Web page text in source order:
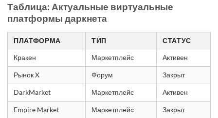
Таблица: Актуальные виртуальные
платформы даркнета
ПЛАТФОРМА ТИП СТАТУС
Кракен Маркетплейс Активен
Рынок X Форум Закрыт
DarkMarket Маркетплейс Активен
Empire Market Маркетплейс Закрыт